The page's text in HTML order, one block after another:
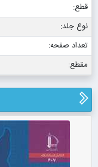
قطع:
نوع جلد:
تعداد صفحه:
مقطع: